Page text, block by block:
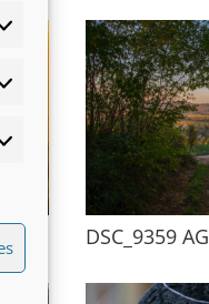
DSC_9359 AG